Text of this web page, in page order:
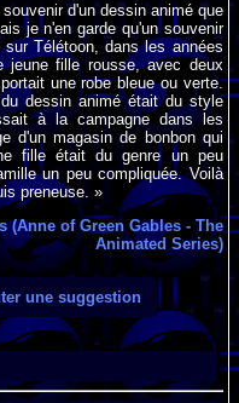
d'un dessin animé que
je n'en garde qu'un souvenir
Télétoon, dans les années
jeune fille rousse, avec deux
une robe bleue ou verte.
dessin animé était du style
à la campagne dans les
d'un magasin de bonbon qui
fille était du genre un peu
un peu compliquée. Voilà
preneuse. »
(Anne of Green Gables - The
Animated Series)
une suggestion